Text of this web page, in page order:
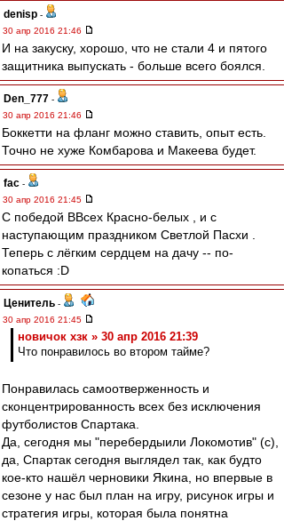
denisp -
30 апр 2016 21:46
И на закуску, хорошо, что не стали 4 и пятого
защитника выпускать - больше всего боялся.
Den_777 -
30 апр 2016 21:46
Боккетти на фланг можно ставить, опыт есть.
Точно не хуже Комбарова и Макеева будет.
fac -
30 апр 2016 21:45
С победой ВВсех Красно-белых , и с
наступающим праздником Светлой Пасхи .
Теперь с лёгким сердцем на дачу -- по-
копаться :D
Ценитель -
30 апр 2016 21:45
новичок хзк » 30 апр 2016 21:39
Что понравилось во втором тайме?
Понравилась самоотверженность и
сконцентрированность всех без исключения
футболистов Спартака.
Да, сегодня мы "перебердыили Локомотив" (c),
да, Спартак сегодня выглядел так, как будто
кое-кто нашёл черновики Якина, но впервые в
сезоне у нас был план на игру, рисунок игры и
стратегия игры, которая была понятна